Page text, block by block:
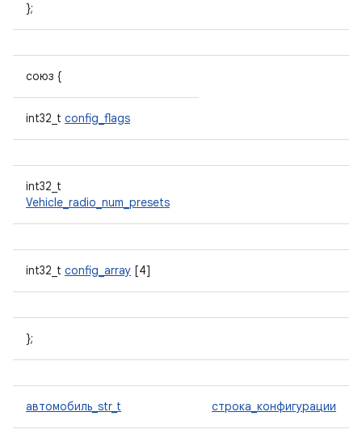
};
союз {
int32_t config_flags
int32_t
Vehicle_radio_num_presets
int32_t config_array [4]
};
автомобиль_str_t строка_конфигурации